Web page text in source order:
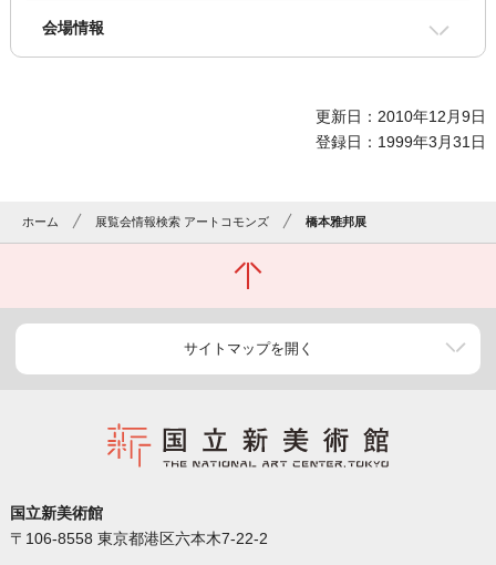
会場情報
更新日：2010年12月9日
登録日：1999年3月31日
ホーム 展覧会情報検索 アートコモンズ 橋本雅邦展
サイトマップを開く
国立新美術館
〒106-8558 東京都港区六本木7-22-2